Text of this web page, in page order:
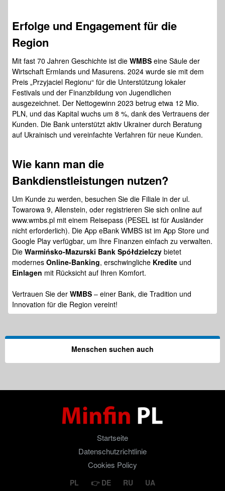
Erfolge und Engagement für die
Region
Mit fast 70 Jahren Geschichte ist die WMBS eine Säule der
Wirtschaft Ermlands und Masurens. 2024 wurde sie mit dem
Preis „Przyjaciel Regionu“ für die Unterstützung lokaler
Festivals und der Finanzbildung von Jugendlichen
ausgezeichnet. Der Nettogewinn 2023 betrug etwa 12 Mio.
PLN, und das Kapital wuchs um 8 %, dank des Vertrauens der
Kunden. Die Bank unterstützt aktiv Ukrainer durch Beratung
auf Ukrainisch und vereinfachte Verfahren für neue Kunden.
Wie kann man die
Bankdienstleistungen nutzen?
Um Kunde zu werden, besuchen Sie die Filiale in der ul.
Towarowa 9, Allenstein, oder registrieren Sie sich online auf
www.wmbs.pl mit einem Reisepass (PESEL ist für Ausländer
nicht erforderlich). Die App eBank WMBS ist im App Store und
Google Play verfügbar, um Ihre Finanzen einfach zu verwalten.
Die Warmińsko-Mazurski Bank Spółdzielczy bietet
modernes Online-Banking, erschwingliche Kredite und
Einlagen mit Rücksicht auf Ihren Komfort.
Vertrauen Sie der WMBS – einer Bank, die Tradition und
Innovation für die Region vereint!
Menschen suchen auch
Startseite
Datenschutzrichtlinie
Cookies Policy
PL DE RU UA